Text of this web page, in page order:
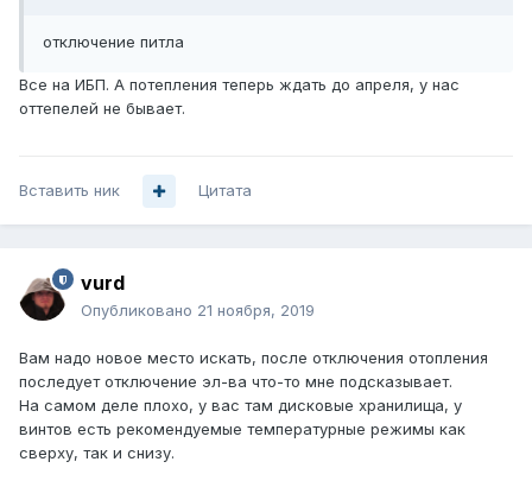
отключение питла
Все на ИБП. А потепления теперь ждать до апреля, у нас
оттепелей не бывает.
Вставить ник Цитата
vurd
Опубликовано 21 ноября, 2019
Вам надо новое место искать, после отключения отопления
последует отключение эл-ва что-то мне подсказывает.
На самом деле плохо, у вас там дисковые хранилища, у
винтов есть рекомендуемые температурные режимы как
сверху, так и снизу.